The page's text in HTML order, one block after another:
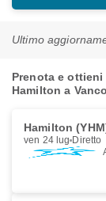
Ultimo
Prenota e
Hamilton a
Hamilton
ven 24 lug Diretto